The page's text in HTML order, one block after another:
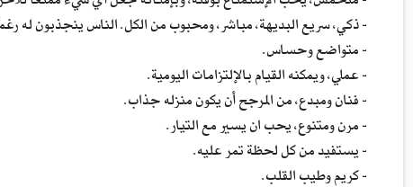
- ذكي، سريع البديهة، مباشر، ومحبوب من الكل. الناس ينجذبون له
- متواضع وحساس.
- عملي، ويمكنه القيام بالإلتزامات اليومية.
- فنان ومبدع، من المرجح أن يكون منزله جذاب.
- مرن ومتنوع، يحب ان يسير مع التيار.
- يستفيد من كل لحظة تمر عليه.
- كريم وطيب القلب.